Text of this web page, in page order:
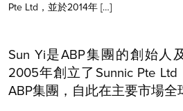
Pte Ltd，並於2014年 […]
Sun Yi是ABP集團的創始人
2005年創立了Sunnic Pte
ABP集團，自此在主要市場全